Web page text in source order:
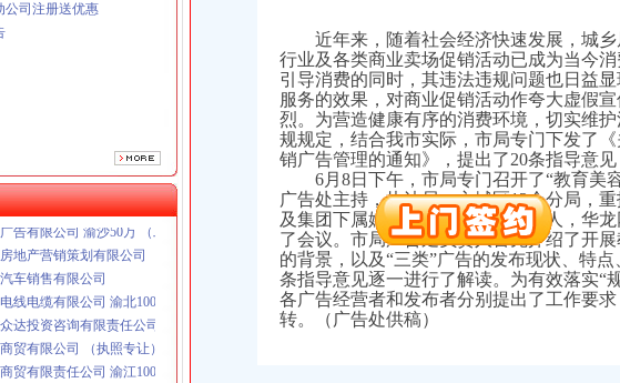
公司注册送优惠
线电缆有限公司 渝北10010万 (进出口权)
升进出口贸易有限公司 渝北100万 （进出口权）
诚商贸有限公司 渝九50万 （工商注册）
告有限公司 渝沙50万 （工商注册）
地产营销策划有限公司
车销售有限公司
线电缆有限公司 渝北10010万 (进出口权)
达投资咨询有限责任公司 渝九1000万 （增资）
贸有限公司 （执照专让）
贸有限责任公司 渝江100万 （工商注册）
育设施有限公司
近年来，随着社会经济快速发展，城乡
行业及各类商业卖场促销活动已成为当今
引导消费的同时，其违法违规问题也日益
服务的效果，对商业促销活动作夸大虚假
烈。为营造健康有序的消费环境，切实维
规规定，结合我市实际，市局专门下发了
销广告管理的通知》，提出了20条指导意见
6月8日下午，市局专门召开了“教育美
广告处主持，执法局、主城区12个分局，
及集团下属媒体广告经营部门负责人，华
了会议。市局广告处负责人首先介绍了开
的背景，以及“三类”广告的发布现状、特
条指导意见逐一进行了解读。为有效落实“
各广告经营者和发布者分别提出了工作要
转。（广告处供稿）